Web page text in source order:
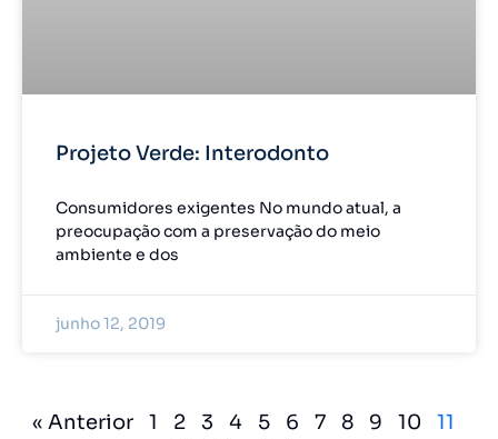
Projeto Verde: Interodonto
Consumidores exigentes No mundo atual, a
preocupação com a preservação do meio
ambiente e dos
junho 12, 2019
« Anterior 1 2 3 4 5 6 7 8 9 10
11